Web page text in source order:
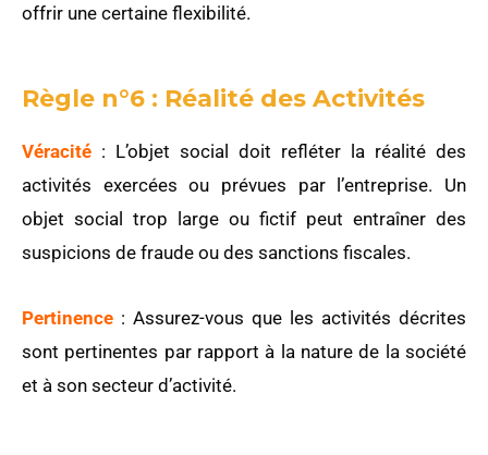
offrir une certaine flexibilité.
Règle n°6 : Réalité des Activités
Véracité : L’objet social doit refléter la réalité des
activités exercées ou prévues par l’entreprise. Un
objet social trop large ou fictif peut entraîner des
suspicions de fraude ou des sanctions fiscales.
Pertinence : Assurez-vous que les activités décrites
sont pertinentes par rapport à la nature de la société
et à son secteur d’activité.